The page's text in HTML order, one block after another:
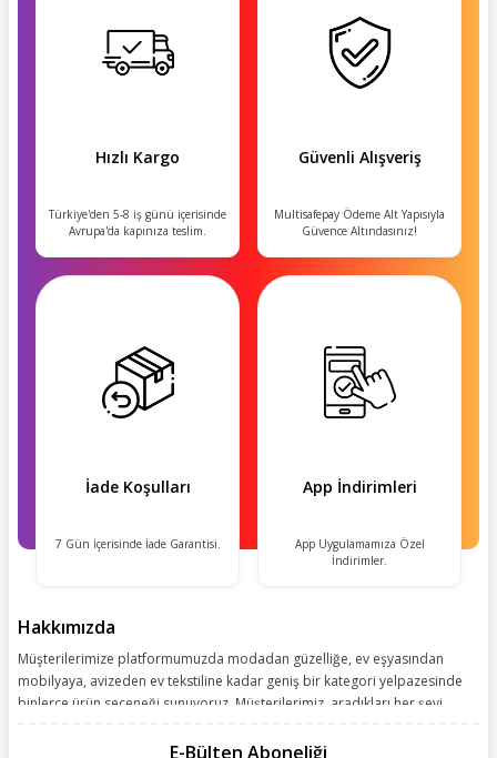
Hızlı Kargo
Türkiye'den 5-8 iş günü içerisinde
Avrupa'da kapınıza teslim.
Güvenli Alışveriş
Multisafepay Ödeme Alt Yapısıyla
Güvence Altındasınız!
İade Koşulları
7 Gün İçerisinde İade Garantisi.
App İndirimleri
App Uygulamamıza Özel
İndirimler.
Hakkımızda
Müşterilerimize platformumuzda modadan güzelliğe, ev eşyasından
mobilyaya, avizeden ev tekstiline kadar geniş bir kategori yelpazesinde
binlerce ürün seçeneği sunuyoruz. Müşterilerimiz, aradıkları her şeyi
kolay, kusursuz ve keyifli bir alışveriş yolculuğu sunarken deneyiminize
E-Bülten Aboneliği